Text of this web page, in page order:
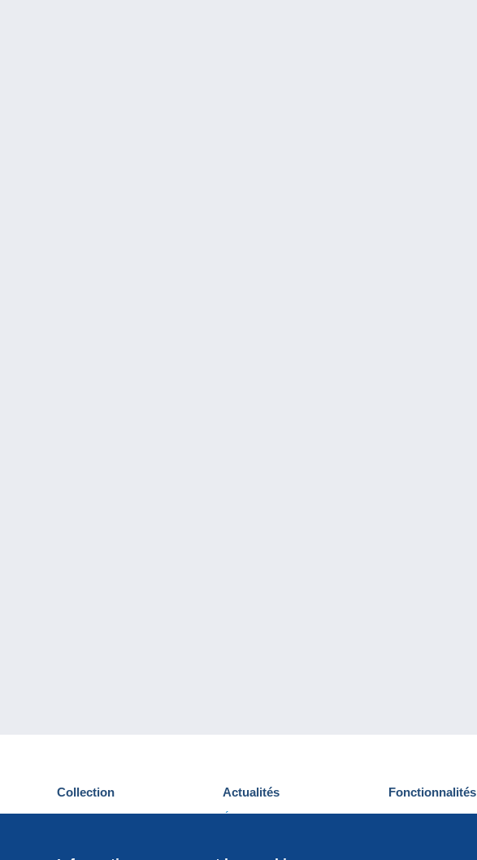
Collection
Cartes postales
Actualités
Événements Delcampe
Fonctionnalités
Nouveautés